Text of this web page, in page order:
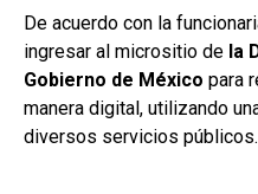
De acuerdo con la
ingresar al micrositio de la
Gobierno de México para
manera digital, utilizando
diversos servicios públicos.